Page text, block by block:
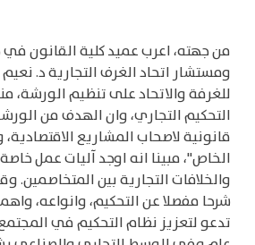
من جهته، اعرب عميد كلية القانون في
ومستشار اتحاد الغرف التجارية د.
للغرفة والاتحاد على تنظيم الورشة،
التحكيم التجاري، وان الهدف من
قانونية لاصحاب المشاريع الاقتصادية،
الخاص"، مبينا انه اوجد آليات عمل
والخلافات التجارية بين المتخاصمين.
شرحا مفصلا عن التحكيم، وانواعه،
تدعو لتعزيز نظام التحكيم في